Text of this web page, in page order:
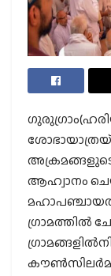
ആഹ്വാനം
ഗ്രാമത്തില്‍